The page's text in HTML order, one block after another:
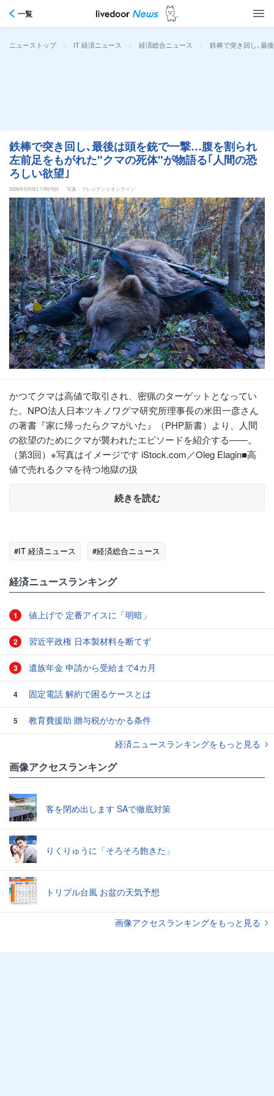
一覧
ニューストップ > IT 経済ニュース > 経済総合ニュース > 鉄棒で突き回し､最
鉄棒で突き回し､最後は頭を銃で一撃…腹を割られ
左前足をもがれた"クマの死体"が物語る｢人間の恐
ろしい欲望｣
2026年5月6日 17時15分 写真：プレジデントオンライン
かつてクマは高値で取引され、密猟のターゲットとなってい
た。NPO法人日本ツキノワグマ研究所理事長の米田一彦さん
の著書『家に帰ったらクマがいた』（PHP新書）より、人間
の欲望のためにクマが襲われたエピソードを紹介する――。
（第3回）※写真はイメージです iStock.com／Oleg Elagin■高
値で売れるクマを待つ地獄の扱
続きを読む
#IT 経済ニュース #経済総合ニュース
経済ニュースランキング
1 値上げで 定番アイスに「明暗」
2 習近平政権 日本製材料を断てず
3 遺族年金 申請から受給まで4カ月
4 固定電話 解約で困るケースとは
5
教育費援助 贈与税がかかる条件
経済ニュースランキングをもっと見る
画像アクセスランキング
客を閉め出します SAで徹底対策
りくりゅうに「そろそろ飽きた」
トリプル台風 お盆の天気予想
画像アクセスランキングをもっと見る